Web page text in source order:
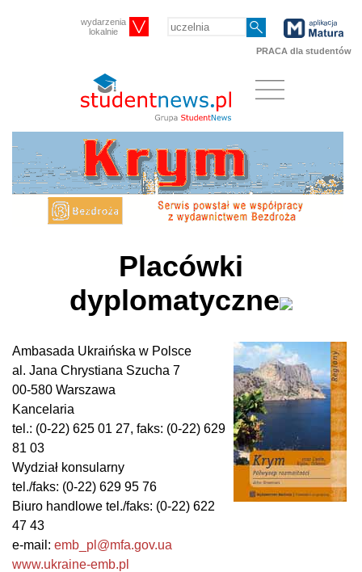
wydarzenia
lokalnie
PRACA dla studentów
Placówki
dyplomatyczne
Ambasada Ukraińska w Polsce
al. Jana Chrystiana Szucha 7
00-580 Warszawa
Kancelaria
tel.: (0-22) 625 01 27, faks: (0-22) 629
81 03
Wydział konsularny
tel./faks: (0-22) 629 95 76
Biuro handlowe tel./faks: (0-22) 622
47 43
e-mail: emb_pl@mfa.gov.ua
www.ukraine-emb.pl